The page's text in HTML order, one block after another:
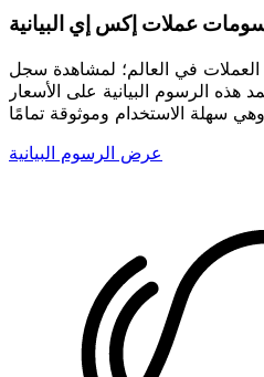
عملات إكس إي البيانية
في العالم؛ لمشاهدة سجل
هذه الرسوم البيانية على الأسعار
عرض الرسوم البيانية